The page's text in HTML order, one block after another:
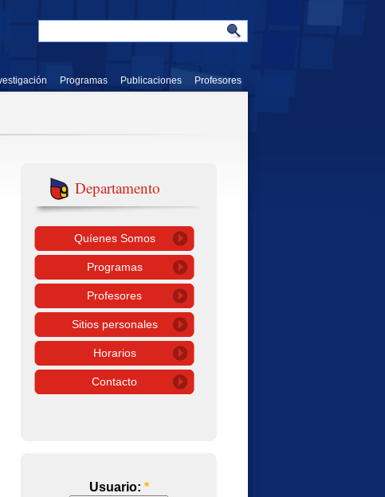
Programas Publicaciones Profesores
Departamento
Quíenes Somos
Programas
Profesores
Sitios personales
Horarios
Contacto
Usuario: *